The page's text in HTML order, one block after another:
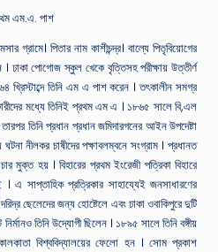
এম.এ. পাশ
গ্রামে। পিতার নাম কাশীচন্দ্র। বাল্যে পিতৃবিয়োগের
ঢাকা পোগোজ স্কুল খেকে বৃত্তিসহ পরীক্ষায় উত্তীর্ণ
খ্রিস্টাব্দে তিনি এম এ পাশ করেন । তৎকালীন সমগ্র
মধ্যে তিনিই প্রথম এম এ । ১৮৬৫ সালে বি,এল
তিনি প্রধান প্রধান জমিদারগনের আইন উপদেষ্টা
নীলকর চাষীদের পক্ষাবলম্বনে সংগ্রাম । প্রধানত
মুক্ত হয় । বিহারের প্রথম ইংরেজী পত্রিকা বিহারে
এ সাপ্তাহিক প্রত্রিকার সাহায্যেই জনসাধারণের
ছেলেদের জন্য হোষ্টেলে এবং ঢাকা ওবাকিপুরে দুটি
তিনি উদ্যোগী ছিলেন । ১৮৯৫ সালে তিনি বঙ্গীয়
বিশ্ববিদ্যালয়ের ফেলো হন । সোম প্রকাশ